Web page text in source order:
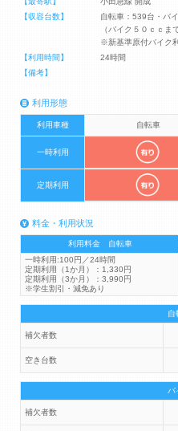
【収容台数】
自転車：539台・バ
（バイク５０ｃｃま
※新基準原付バイク
【利用時間】
24時間
【備考】
利用形態
利用車種 自転車
一時利用
定期利用
料金・利用状況
利用料金 自転車
一時利用:100円／24時間
定期利用（1か月）：1,330円
定期利用（3か月）：3,990円
※学生割引・減免あり
自
補欠者数
空き台数
バ
補欠者数